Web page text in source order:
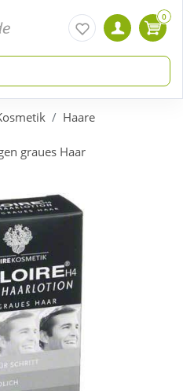
0
Haare
graues Haar